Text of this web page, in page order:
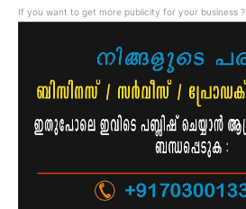
If you want to get more publicity for your business ?